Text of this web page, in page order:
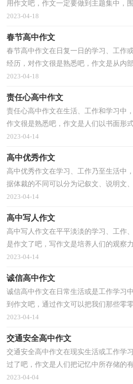
用作文吧，作文一定要做到主题集中，
忌东拉西扯，主题涣散甚至无主题。那
2023-04-18
春节高中作文
春节高中作文在日复一日的学习、工作
经历，对作文很是熟悉吧，作文是从内
从经过压缩的简要的、自己能明白的语
2023-04-18
责任心高中作文
责任心高中作文在生活、工作和学习中
作文很是熟悉吧，作文是人们以书面形
对作文一筹莫展吗？以下是小编为大家
2023-04-14
高中优秀作文
高中优秀作文在学习、工作乃至生活中
据体裁的不同可以分为记叙文、说明文
人会觉得作文很难写吧，以下是小编精
2023-04-14
高中写人作文
高中写人作文在平平淡淡的学习、工作
是作文了吧，写作文是培养人们的观察
和记忆力的重要手段。相信许多人会觉
2023-04-14
诚信高中作文
诚信高中作文在日常生活或是工作学习
到作文吧，通过作文可以把我们那些零
那么，怎么去写作文呢？下面是小编帮
2023-04-14
交通安全高中作文
交通安全高中作文在现实生活或工作学
过了吧，作文是人们把记忆中所存储的
形式表达出来的记叙方式。还是对作文
2023-04-04